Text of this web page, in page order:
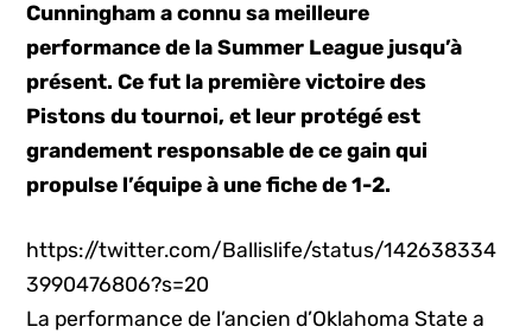
Cunningham a connu sa meilleure
performance de la Summer League jusqu’à
présent. Ce fut la première victoire des
Pistons du tournoi, et leur protégé est
grandement responsable de ce gain qui
propulse l’équipe à une fiche de 1-2.
https://twitter.com/Ballislife/status/142638334
3990476806?s=20
La performance de l’ancien d’Oklahoma State a